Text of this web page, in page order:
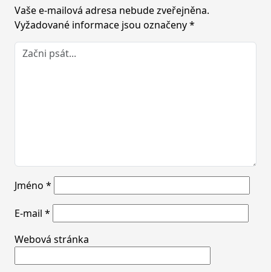
Vaše e-mailová adresa nebude zveřejněna.
Vyžadované informace jsou označeny*
Jméno *
E-mail *
Webová stránka